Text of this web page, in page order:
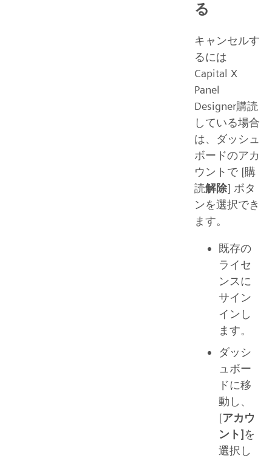
る
キャンセルす
るには
Capital X
Panel
Designer購読
している場合
は、ダッシュ
ボードのアカ
ウントで [購
読解除] ボタ
ンを選択でき
ます。
既存の
ライセ
ンスに
サイン
インし
ます。
ダッシ
ュボー
ドに移
動し、
[アカウ
ント] を
選択し